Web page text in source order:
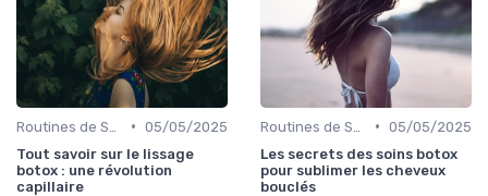
• 05/05/2025
Tout savoir sur le lissage
botox : une révolution
capillaire
• 05/05/2025
Les secrets des soins botox
pour sublimer les cheveux
bouclés